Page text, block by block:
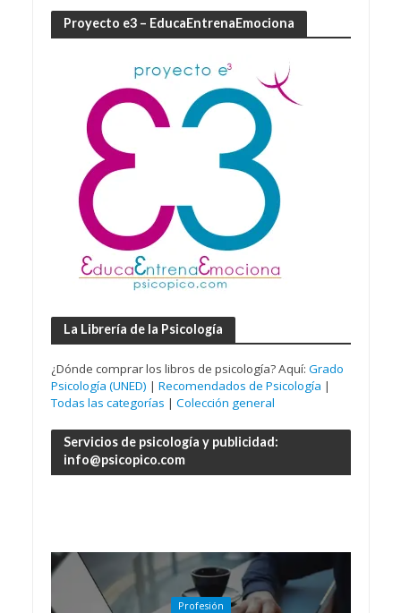
Proyecto e3 – EducaEntrenaEmociona
La Librería de la Psicología
¿Dónde comprar los libros de psicología? Aquí: Grado
Psicología (UNED) | Recomendados de Psicología |
Todas las categorías | Colección general
Servicios de psicología y publicidad:
info@psicopico.com
Profesión